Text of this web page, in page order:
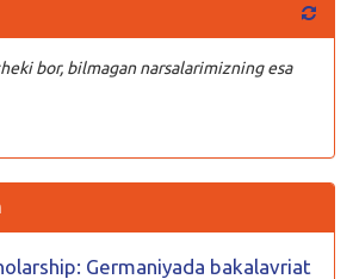
bor, bilmagan narsalarimizning esa
Germaniyada bakalavriat